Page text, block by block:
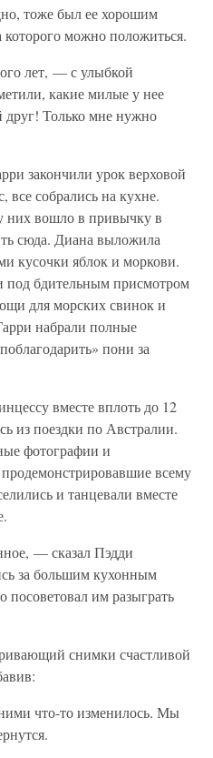
тоже был ее хорошим
можно положиться.
лет, — с улыбкой
какие милые у нее
Только мне нужно
закончили урок верховой
собрались на кухне.
них вошло в привычку в
сюда. Диана выложила
кусочки яблок и моркови.
бдительным присмотром
для морских свинок и
набрали полные
пони за
вместе вплоть до 12
из поездки по Австралии.
фотографии и
всему
и танцевали вместе
— сказал Пэдди
за большим кухонным
им разыграть
снимки счастливой
что-то изменилось. Мы